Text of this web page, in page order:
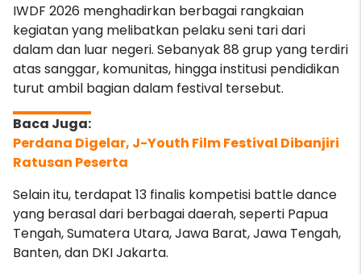
IWDF 2026 menghadirkan berbagai rangkaian
kegiatan yang melibatkan pelaku seni tari dari
dalam dan luar negeri. Sebanyak 88 grup yang terdiri
atas sanggar, komunitas, hingga institusi pendidikan
turut ambil bagian dalam festival tersebut.
Perdana Digelar, J-Youth Film Festival Dibanjiri
Ratusan Peserta
Selain itu, terdapat 13 finalis kompetisi battle dance
yang berasal dari berbagai daerah, seperti Papua
Tengah, Sumatera Utara, Jawa Barat, Jawa Tengah,
Banten, dan DKI Jakarta.